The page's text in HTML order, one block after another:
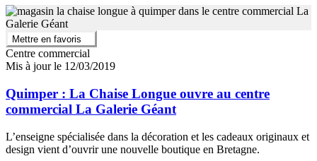
Mettre en favoris
Centre commercial
Mis à jour le 12/03/2019
Quimper : La Chaise Longue ouvre au centre
commercial La Galerie Géant
L’enseigne spécialisée dans la décoration et les cadeaux originaux et
design vient d’ouvrir une nouvelle boutique en Bretagne.